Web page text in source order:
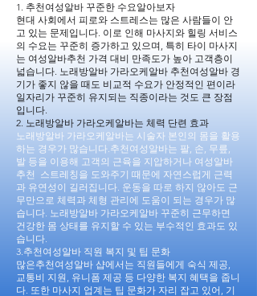
1. 추천여성알바 꾸준한 수요알아보자
현대 사회에서 피로와 스트레스는 많은 사람들이 안
고 있는 문제입니다. 이로 인해 마사지와 힐링 서비스
의 수요는 꾸준히 증가하고 있으며, 특히 타이 마사지
는 여성알바추천 가격 대비 만족도가 높아 고객층이
넓습니다. 노래방알바 가라오케알바 추천여성알바 경
기가 좋지 않을 때도 비교적 수요가 안정적인 편이라
일자리가 꾸준히 유지되는 직종이라는 것도 큰 장점
입니다.
2. 노래방알바 가라오케알바는 체력 단련 효과
노래방알바 가라오케알바는 시술자 본인의 몸을 활용
하는 경우가 많습니다.추천여성알바는 팔, 손, 무릎,
발 등을 이용해 고객의 근육을 지압하거나 여성알바
추천 스트레칭을 도와주기 때문에 자연스럽게 근력
과 유연성이 길러집니다. 운동을 따로 하지 않아도 근
무만으로 체력과 체형 관리에 도움이 되는 경우가 많
습니다. 노래방알바 가라오케알바 꾸준히 근무하면
건강한 몸 상태를 유지할 수 있는 부수적인 효과도 있
습니다.
3.추천여성알바 직원 복지 및 팁 문화
많은추천여성알바 샵에서는 직원들에게 숙식 제공,
교통비 지원, 유니폼 제공 등 다양한 복지 혜택을 줍니
다. 또한 마사지 업계는 팁 문화가 자리 잡고 있어, 기